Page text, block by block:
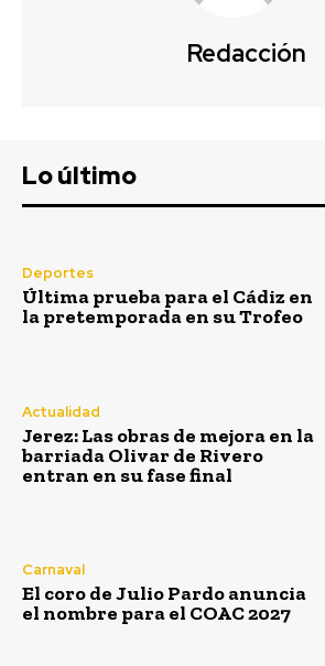
Redacción
Lo último
Deportes
Última prueba para el Cádiz en
la pretemporada en su Trofeo
Actualidad
Jerez: Las obras de mejora en la
barriada Olivar de Rivero
entran en su fase final
Carnaval
El coro de Julio Pardo anuncia
el nombre para el COAC 2027